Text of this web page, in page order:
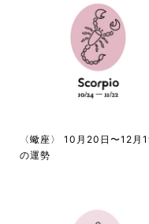
〈蠍座〉 10月20日〜12月
の運勢